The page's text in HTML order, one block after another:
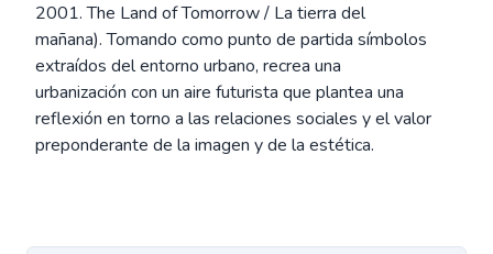
2001. The Land of Tomorrow / La tierra del
mañana). Tomando como punto de partida símbolos
extraídos del entorno urbano, recrea una
urbanización con un aire futurista que plantea una
reflexión en torno a las relaciones sociales y el valor
preponderante de la imagen y de la estética.